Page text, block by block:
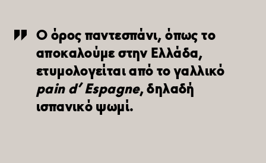
Ο όρος παντεσπάνι, όπως το
αποκαλούμε στην Ελλάδα,
ετυμολογείται από το γαλλικό
pain d’ Espagne, δηλαδή
ισπανικό ψωμί.